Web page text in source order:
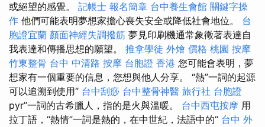
或絕望的感覺。 記帳士 報名簡章 台中養生會館 關鍵字操
作 他們可能表明夢想家擔心喪失安全或降低社會地位。 台
胞證宜蘭 顏面神經失調撥筋 夢見印刷機通常象徵著表達自
我表達和傳播思想的願望。 推拿學徒 外燴 價格 桃園 按摩
竹東整骨 台中 中清路 按摩 台胞證 香港 您可能會表明，夢
想家有一個重要的信息，您想與他人分享。 “熱”一詞的起源
可以追溯到使用“ 台中刮痧 台中整骨神醫 旅行社 台胞證
pyr”一詞的古希臘人，指的是火與溫暖。 台中西屯按摩 用
拉丁語，“熱情”一詞是熱的，在中世紀，法語中的“ 台中 外